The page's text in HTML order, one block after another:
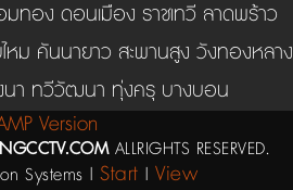
ทอง ดอนเมือง ราชเทวี ลาดพร้าว
ม คันนายาว สะพานสูง วังทองหลาง
นา ทวีวัฒนา ทุ่งครุ บางบอน
Version
ALLRIGHTS RESERVED.
Systems | Start | View